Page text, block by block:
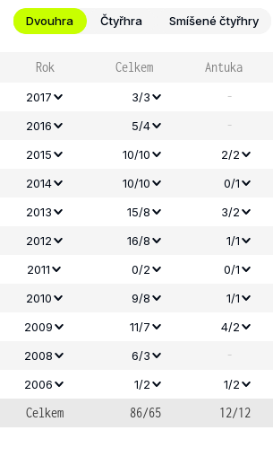
Dvouhra Čtyřhra Smíšené čtyřhry
Rok Celkem Antuka
2017 3/3 -
2016
5/4 -
2015
10/10 2/2
2014
10/10 0/1
2013
15/8 3/2
2012
16/8 1/1
2011
0/2 0/1
2010
9/8 1/1
2009
11/7 4/2
2008
6/3 -
2006
1/2 1/2
Celkem
86/65 12/12